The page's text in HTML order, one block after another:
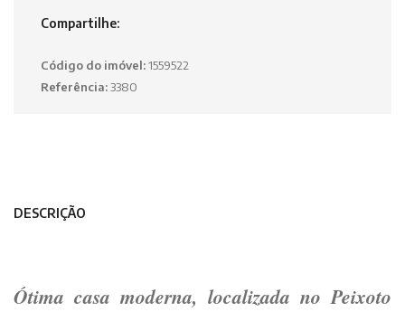
Compartilhe:
Código do imóvel:1559522
Referência:3380
DESCRIÇÃO
Ótima casa moderna, localizada noPeixoto